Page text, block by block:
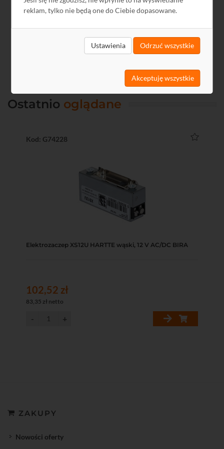
reklam, tylko nie będą one do Ciebie dopasowane.
Ustawienia Odrzuć wszystkie
Akceptuję wszystkie
Zobacz wszystkie
Ostatnio oglądane
Kod: G74228
Elektrozaczep XS12U HARTTE wąski, 12 V AC/DC BIRA
102,52 zł
83,35 zł netto
ZAKUPY
Nowości oferty